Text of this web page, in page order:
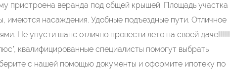
пристроена веранда под общей крышей. Площадь участка
имеются насаждения. Удобные подъездные пути. Отличное
Не упусти шанс отлично провести лето на своей даче!!!!!!
квалифицированные специалисты помогут выбрать
с нашей помощью документы и оформите ипотеку по